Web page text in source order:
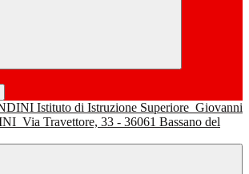
Istituto di Istruzione Superiore Giovanni
Via Travettore, 33 - 36061 Bassano del